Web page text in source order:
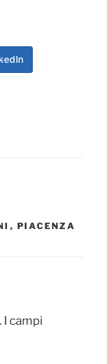
, PIACENZA
I campi